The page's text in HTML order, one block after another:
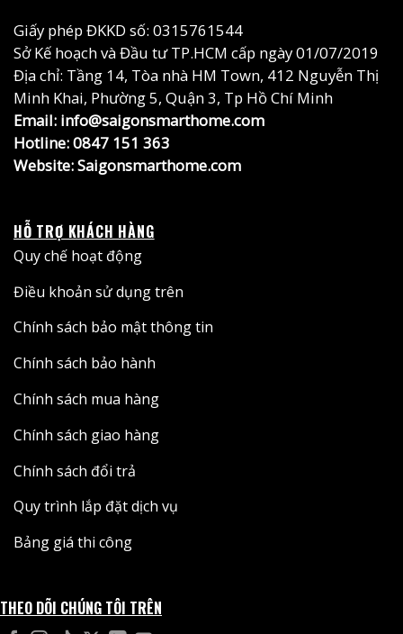
Giấy phép ĐKKD số: 0315761544
Sở Kế hoạch và Đầu tư TP.HCM cấp ngày 01/07/2019
Địa chỉ: Tầng 14, Tòa nhà HM Town, 412 Nguyễn Thị
Minh Khai, Phường 5, Quận 3, Tp Hồ Chí Minh
Email: info@saigonsmarthome.com
Hotline:0847 151 363
Website:Saigonsmarthome.com
HỖ TRỢ KHÁCH HÀNG
Quy chế hoạt động
Điều khoản sử dụng trên
Chính sách bảo mật thông tin
Chính sách bảo hành
Chính sách mua hàng
Chính sách giao hàng
Chính sách đổi trả
Quy trình lắp đặt dịch vụ
Bảng giá thi công
THEO DÕI CHÚNG TÔI TRÊN